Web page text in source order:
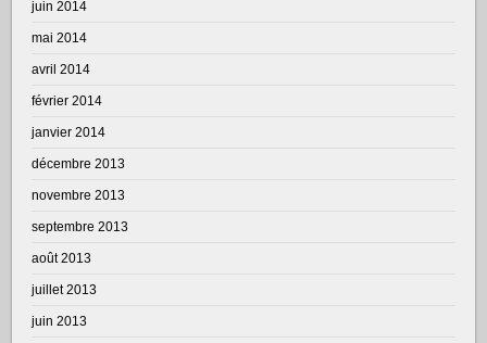
juin 2014
mai 2014
avril 2014
février 2014
janvier 2014
décembre 2013
novembre 2013
septembre 2013
août 2013
juillet 2013
juin 2013